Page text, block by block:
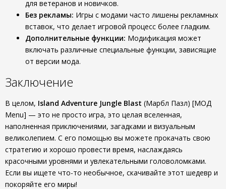
для ветеранов и новичков.
Без рекламы: Игры с модами часто лишены рекламных
вставок, что делает игровой процесс более гладким.
Дополнительные функции: Модификация может
включать различные специальные функции, зависящие
от версии мода.
Заключение
В целом, Island Adventure Jungle Blast (Марбл Пазл) [МОД
Menu] — это не просто игра, это целая вселенная,
наполненная приключениями, загадками и визуальным
великолепием. С его помощью вы можете прокачать свою
стратегию и хорошо провести время, наслаждаясь
красочными уровнями и увлекательными головоломками.
Если вы ищете что-то необычное, скачивайте этот шедевр и
покоряйте его миры!